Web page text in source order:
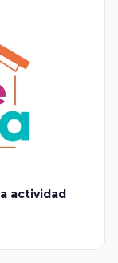
actividad